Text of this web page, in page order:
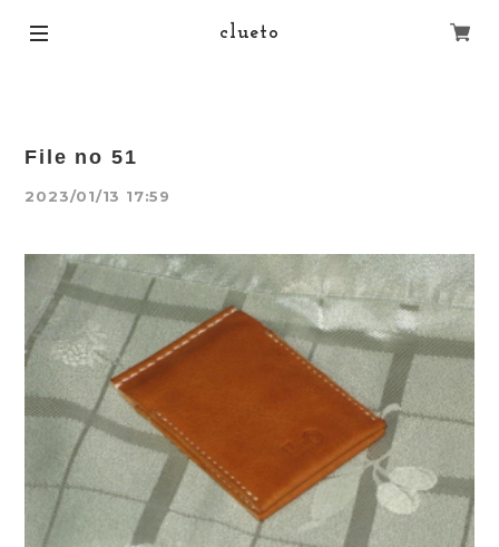
clueto
File no 51
2023/01/13 17:59